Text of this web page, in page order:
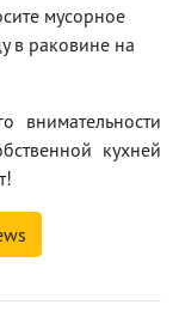
мусорное
в раковине на
внимательности
кухней